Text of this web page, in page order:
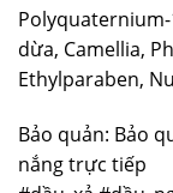
dừa, Camellia,
Ethylparaben,
Bảo quản: Bảo
nắng trực tiếp